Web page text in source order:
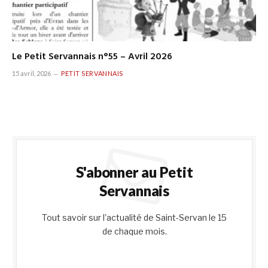
Le Petit Servannais n°55 – Avril 2026
15 avril, 2026 PETIT SERVANNAIS
S'abonner au Petit
Servannais
Tout savoir sur l'actualité de Saint-Servan le 15
de chaque mois.